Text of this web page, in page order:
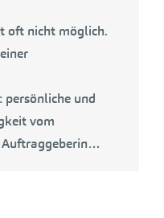
oft nicht möglich.
persönliche und
vom
Auftraggeberin…